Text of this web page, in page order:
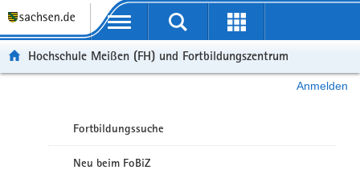
Portalübergreifende Navigation
Hochschule Meißen (FH) und Fortbildungszentrum
Anmelden
Fortbildungssuche
Neu beim FoBiZ